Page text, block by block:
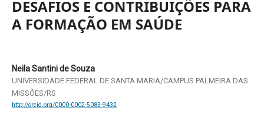
DESAFIOS E CONTRIBUIÇÕES PARA
A FORMAÇÃO EM SAÚDE
Neila Santini de Souza
UNIVERSIDADE FEDERAL DE SANTA MARIA/CAMPUS PALMEIRA DAS
MISSÕES/RS
http://orcid.org/0000-0002-5083-9432